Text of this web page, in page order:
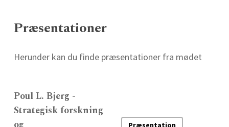
Præsentationer
Herunder kan du finde præsentationer fra mødet
Poul L. Bjerg -
Strategisk forskning
Præsentation